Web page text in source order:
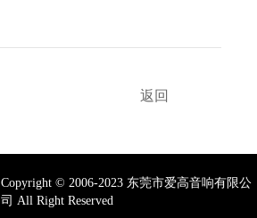
返回
Copyright © 2006-2023 东莞市爱高音响有限公
司 All Right Reserved